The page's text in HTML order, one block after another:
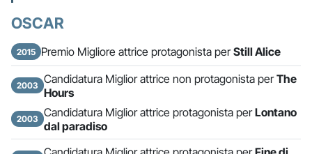
OSCAR
2015 Premio Migliore attrice protagonista perStill Alice
2003 Candidatura Miglior attrice non protagonista perThe
Hours
2003 Candidatura Miglior attrice protagonista perLontano
dal paradiso